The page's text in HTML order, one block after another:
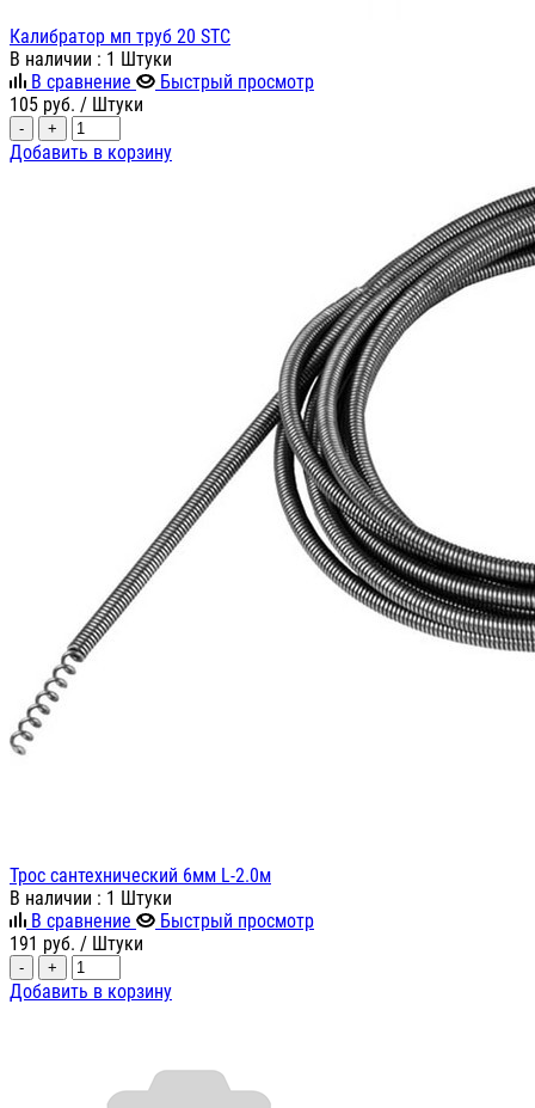
Калибратор мп труб 20 STC
В наличии : 1 Штуки
В сравнение
Быстрый просмотр
105 руб. / Штуки
- +
Добавить в корзину
Трос сантехнический 6мм L-2.0м
В наличии : 1 Штуки
В сравнение
Быстрый просмотр
191 руб. / Штуки
- +
Добавить в корзину